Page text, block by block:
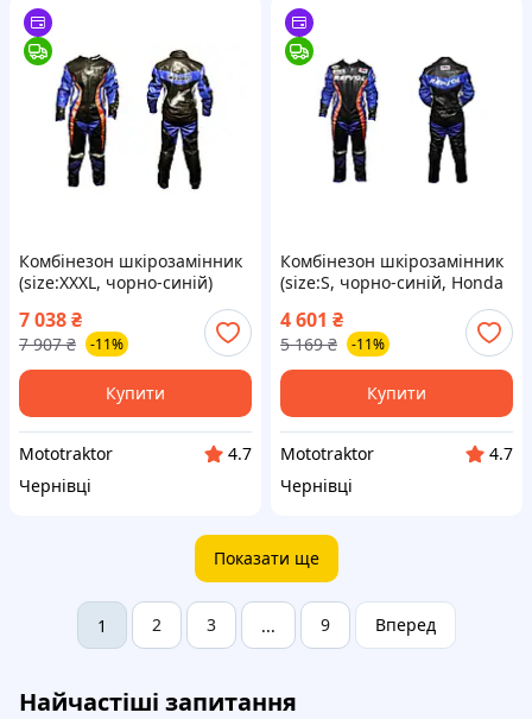
Комбінезон шкірозамінник
(size:XXXL, чорно-синій)
7 038₴
7 907 ₴ -11%
Купити
Mototraktor
4.7
Чернівці
Комбінезон шкірозамінник
(size:S, чорно-синій, Honda
4 601 ₴
5 169 ₴ -11%
Купити
Mototraktor
4.7
Чернівці
Показати ще
1 2 3 ... 9 Вперед
Найчастіші запитання